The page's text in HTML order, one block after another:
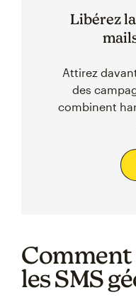
Libérez
Attirez
des
combinent
les SMS